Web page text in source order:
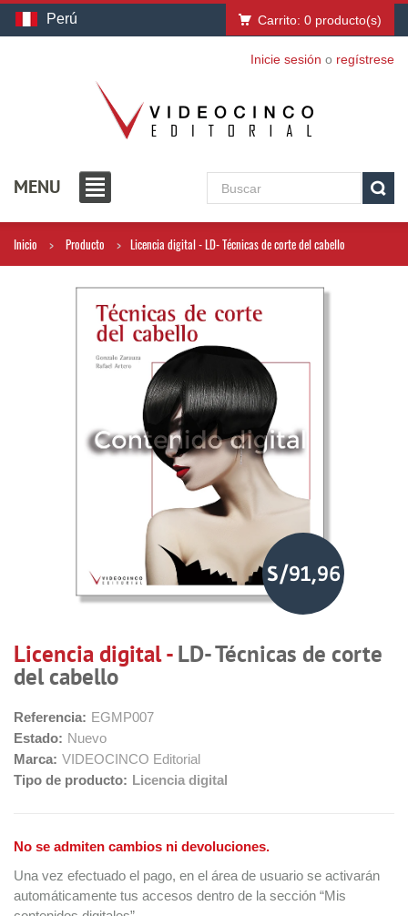
Perú Carrito: 0 producto(s)
Inicie sesión o regístrese
MENU
Inicio Producto Licencia digital - LD- Técnicas de corte del cabello
S/91,96
Licencia digital -LD- Técnicas de corte
del cabello
Referencia: EGMP007
Estado: Nuevo
Marca: VIDEOCINCO Editorial
Tipo de producto: Licencia digital
No se admiten cambios ni devoluciones.
Una vez efectuado el pago, en el área de usuario se activarán
automáticamente tus accesos dentro de la sección “Mis